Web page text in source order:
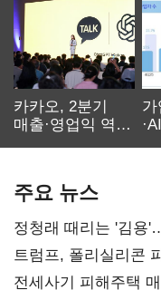
카카오, 2분기
매출·영업익 역대
주요 뉴스
정청래 때리는 '김용
트럼프, 폴리실리콘
재건"
전세사기 피해주택